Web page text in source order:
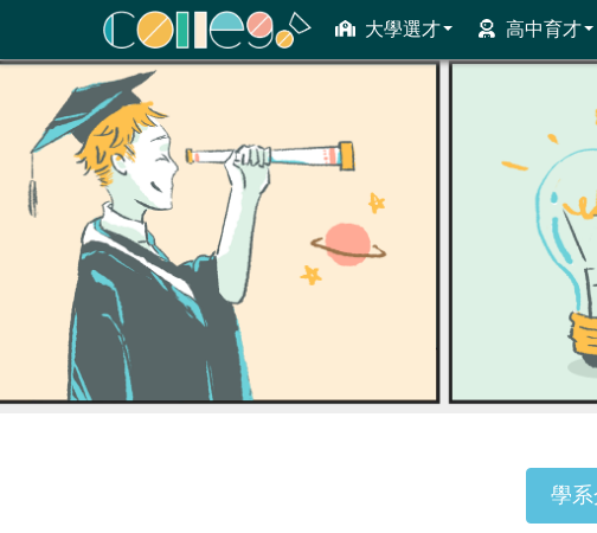
大學選才 高中育才
ColleGo! 大學選才與高中育才輔助系統
學